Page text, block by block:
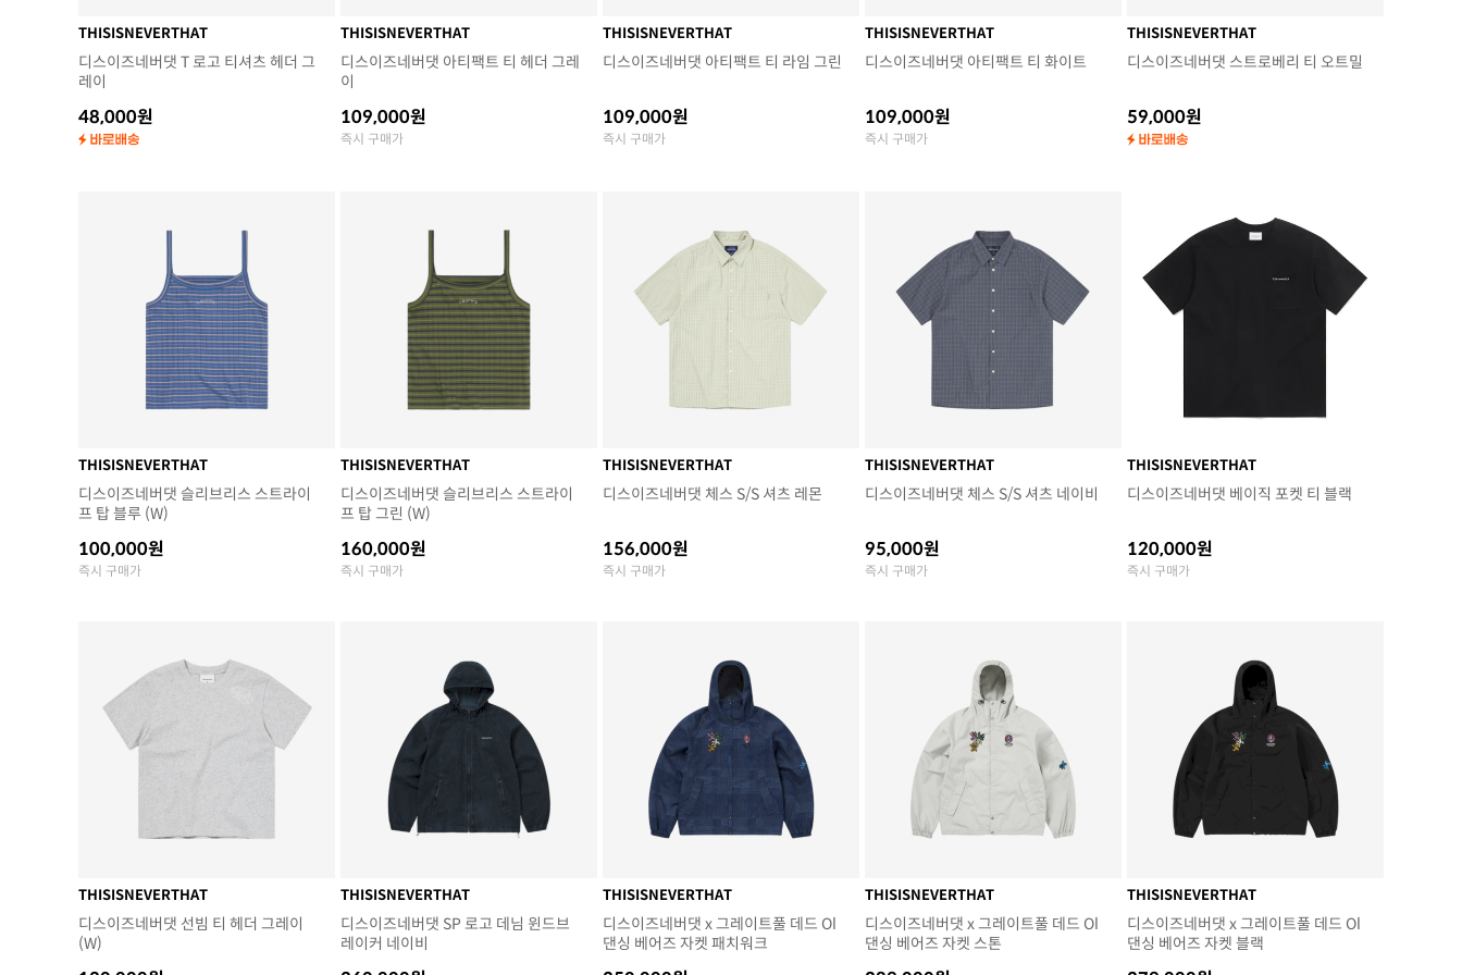
THISISNEVERTHAT
디스이즈네버댓 T 로고 티셔츠 헤더 그
레이
48,000원
THISISNEVERTHAT
디스이즈네버댓 아티팩트 티 헤더 그레
이
109,000원
즉시 구매가
THISISNEVERTHAT
디스이즈네버댓 아티팩트 티 라임 그린
109,000원
즉시 구매가
THISISNEVERTHAT
디스이즈네버댓 아티팩트 티 화이트
109,000원
즉시 구매가
THISISNEVERTHAT
디스이즈네버댓 스트로베리 티 오트밀
59,000원
THISISNEVERTHAT
디스이즈네버댓 슬리브리스 스트라이
프 탑 블루 (W)
100,000원
즉시 구매가
THISISNEVERTHAT
디스이즈네버댓 슬리브리스 스트라이
프 탑 그린 (W)
160,000원
즉시 구매가
THISISNEVERTHAT
디스이즈네버댓 체스 S/S 셔츠 레몬
156,000원
즉시 구매가
THISISNEVERTHAT
디스이즈네버댓 체스 S/S 셔츠 네이비
95,000원
즉시 구매가
THISISNEVERTHAT
디스이즈네버댓 베이직 포켓 티 블랙
120,000원
즉시 구매가
THISISNEVERTHAT
디스이즈네버댓 선빔 티 헤더 그레이
(W)
THISISNEVERTHAT
디스이즈네버댓 SP 로고 데님 윈드브
레이커 네이비
THISISNEVERTHAT
디스이즈네버댓 x 그레이트풀 데드 Ol
댄싱 베어즈 자켓 패치워크
THISISNEVERTHAT
디스이즈네버댓 x 그레이트풀 데드 Ol
댄싱 베어즈 자켓 스톤
THISISNEVERTHAT
디스이즈네버댓 x 그레이트풀 데드 Ol
댄싱 베어즈 자켓 블랙